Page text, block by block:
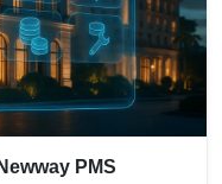
PMS